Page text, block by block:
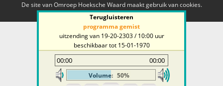
De site van Omroep Hoeksche Waard maakt gebruik van cookies.
Hoezo?
Oké
Terugluisteren
programma gemist
uitzending van 19-20-2303 / 10:00 uur
beschikbaar tot 15-01-1970
00:00 00:00
Volume: 50%